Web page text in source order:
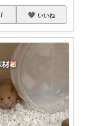
いいね